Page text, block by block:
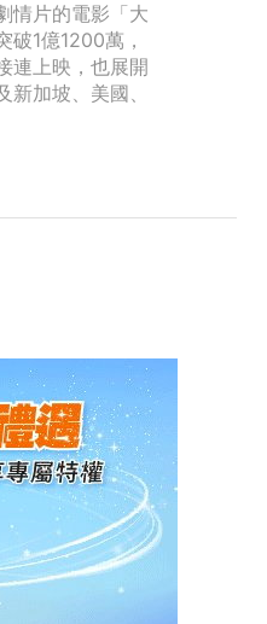
情片的電影「大
破1億1200萬，
連上映，也展開
新加坡、美國、